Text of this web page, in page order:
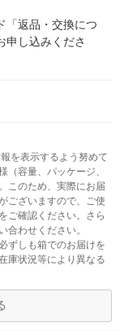
「返品・交換につ
申し込みくださ
を表示するよう努めて
（容量、パッケージ、
このため、実際にお届
ございますので、ご使
ご確認ください。さら
合わせください。
ずしも箱でのお届けを
庫状況等により異なる